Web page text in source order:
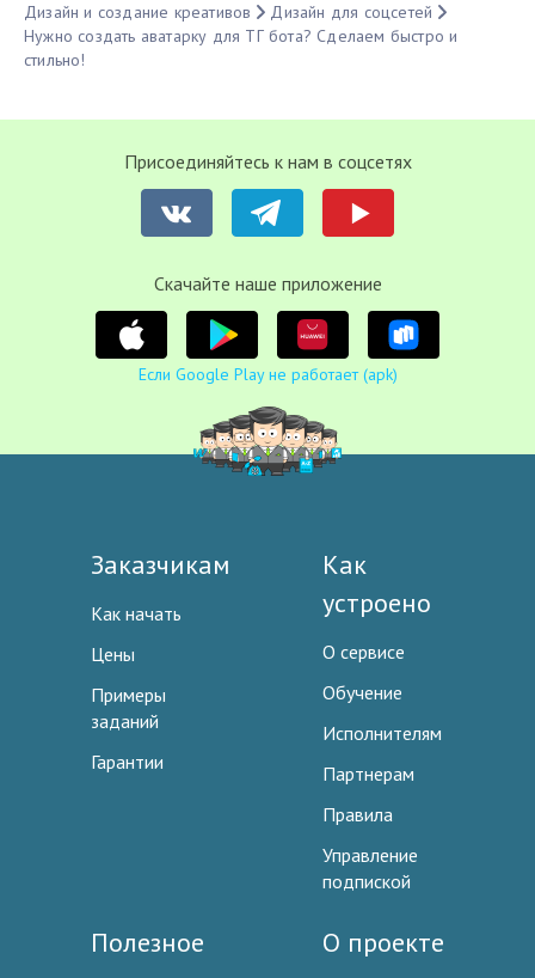
Дизайн и создание креативов
Дизайн для соцсетей
Нужно создать аватарку для ТГ бота? Сделаем быстро и
стильно!
Присоединяйтесь к нам в соцсетях
Cкачайте наше приложение
Если Google Play не работает (apk)
Заказчикам
Как начать
Цены
Примеры
заданий
Гарантии
Как
устроено
О сервисе
Обучение
Исполнителям
Партнерам
Правила
Управление
подпиской
Полезное О проекте